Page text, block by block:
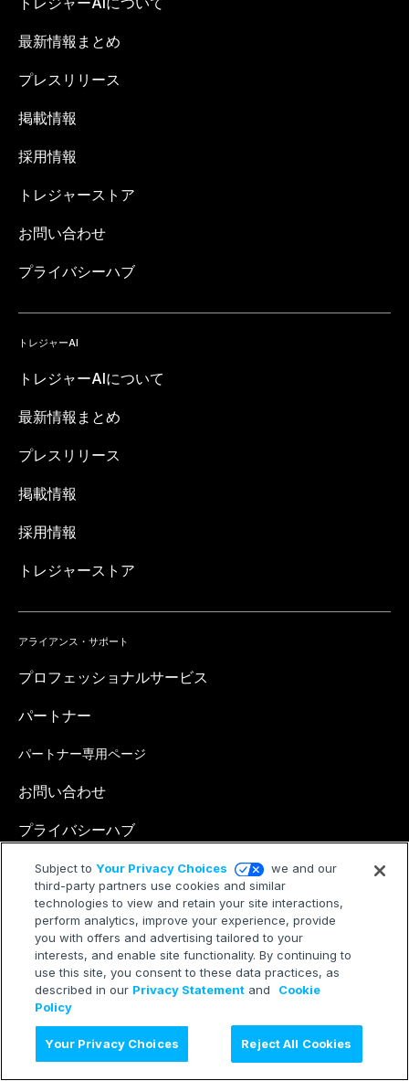
最新情報まとめ
プレスリリース
掲載情報
採用情報
トレジャーストア
お問い合わせ
プライバシーハブ
トレジャーAI
トレジャーAIについて
最新情報まとめ
プレスリリース
掲載情報
採用情報
トレジャーストア
アライアンス・サポート
プロフェッショナルサービス
パートナー
パートナー専用ページ
お問い合わせ
プライバシーハブ
無料相談
個人情報保護方針
個人情報に関する公表文
プライバシーハブ
Terms of Service
Subject toYour Privacy Choices
we and our
third-party partners use cookies and similar
technologies to view and retain your site interactions,
perform analytics, improve your experience, provide
you with offers and advertising tailored to your
interests, and enable site functionality. By continuing to
use this site, you consent to these data practices, as
described in our Privacy Statement and
Cookie
Policy
Your Privacy Choices Reject All Cookies